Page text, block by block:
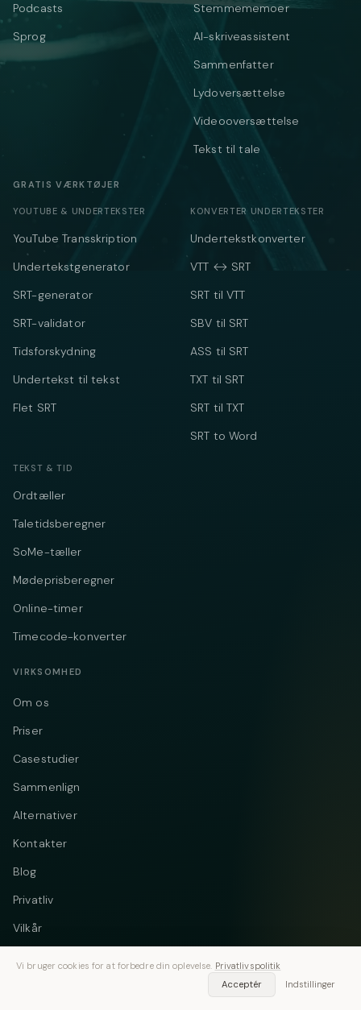
Podcasts
Sprog
Stemmememoer
AI-skriveassistent
Sammenfatter
Lydoversættelse
Videooversættelse
Tekst til tale
GRATIS VÆRKTØJER
YOUTUBE & UNDERTEKSTER
YouTube Transskription
Undertekstgenerator
SRT-generator
SRT-validator
Tidsforskydning
Undertekst til tekst
Flet SRT
KONVERTER UNDERTEKSTER
Undertekstkonverter
VTT ↔ SRT
SRT til VTT
SBV til SRT
ASS til SRT
TXT til SRT
SRT til TXT
SRT to Word
TEKST & TID
Ordtæller
Taletidsberegner
SoMe-tæller
Mødeprisberegner
Online-timer
Timecode-konverter
VIRKSOMHED
Om os
Priser
Casestudier
Sammenlign
Alternativer
Kontakter
Blog
Privatliv
Vilkår
Vi bruger cookies for at forbedre din oplevelse. Privatlivspolitik
Acceptér
Indstillinger